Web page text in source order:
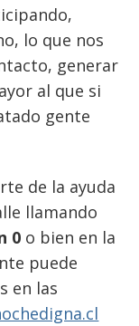
lo que nos
generar
al que si
gente
de la ayuda
llamando
0 o bien en la
puede
en las